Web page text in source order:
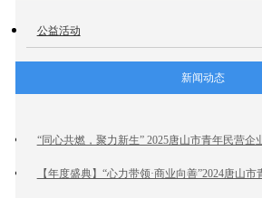
公益活动
新闻动态
“同心共燃，聚力新生” 2025唐山市青年民营企